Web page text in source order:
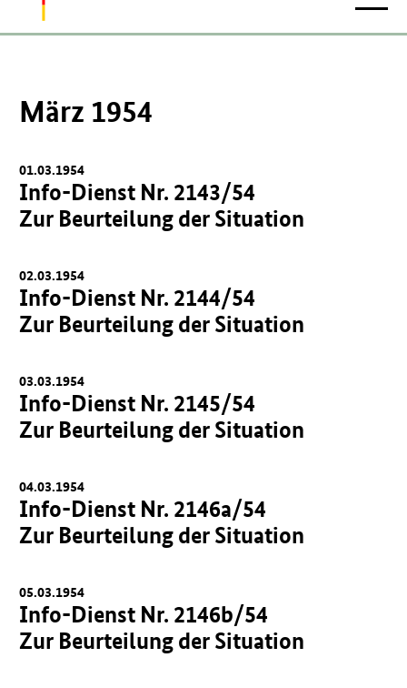
März 1954
01.03.1954
Info-Dienst Nr. 2143/54
Zur Beurteilung der Situation
02.03.1954
Info-Dienst Nr. 2144/54
Zur Beurteilung der Situation
03.03.1954
Info-Dienst Nr. 2145/54
Zur Beurteilung der Situation
04.03.1954
Info-Dienst Nr. 2146a/54
Zur Beurteilung der Situation
05.03.1954
Info-Dienst Nr. 2146b/54
Zur Beurteilung der Situation